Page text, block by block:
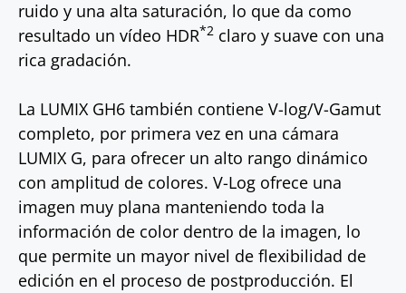
ruido y una alta saturación, lo que da como
resultado un vídeo HDR*2 claro y suave con una
rica gradación.
La LUMIX GH6 también contiene V-log/V-Gamut
completo, por primera vez en una cámara
LUMIX G, para ofrecer un alto rango dinámico
con amplitud de colores. V-Log ofrece una
imagen muy plana manteniendo toda la
información de color dentro de la imagen, lo
que permite un mayor nivel de flexibilidad de
edición en el proceso de postproducción. El